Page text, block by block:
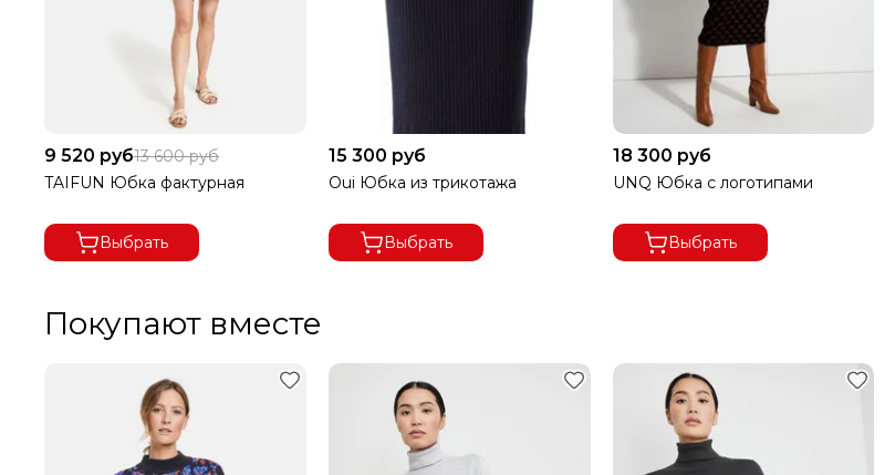
9 520 руб13 600 руб
TAIFUN Юбка фактурная
Выбрать
15 300 руб
Oui Юбка из трикотажа
Выбрать
18 300 руб
UNQ Юбка с логотипами
Выбрать
Покупают вместе